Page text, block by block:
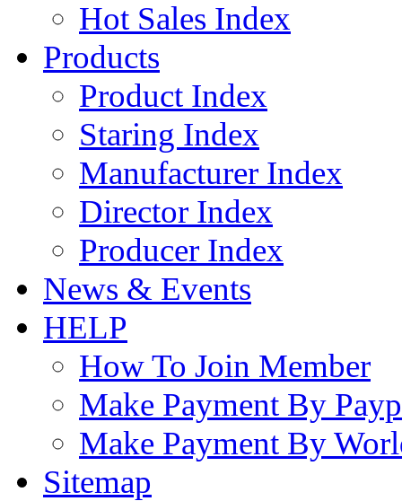
Hot Sales Index
Products
Product Index
Staring Index
Manufacturer Index
Director Index
Producer Index
News & Events
HELP
How To Join Member
Make Payment By
Make Payment By
Sitemap